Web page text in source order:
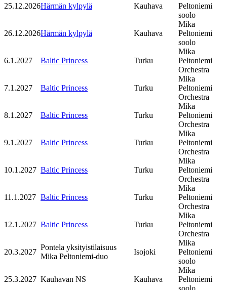
25.12.2026Härmän kylpylä Kauhava
Peltoniemi
soolo
26.12.2026Härmän kylpylä Kauhava
Mika
Peltoniemi
soolo
6.1.2027 Baltic Princess Turku
Mika
Peltoniemi
Orchestra
7.1.2027 Baltic Princess Turku
Mika
Peltoniemi
Orchestra
8.1.2027 Baltic Princess Turku
Mika
Peltoniemi
Orchestra
9.1.2027 Baltic Princess Turku
Mika
Peltoniemi
Orchestra
10.1.2027 Baltic Princess Turku
Mika
Peltoniemi
Orchestra
11.1.2027 Baltic Princess Turku
Mika
Peltoniemi
Orchestra
12.1.2027 Baltic Princess Turku
Mika
Peltoniemi
Orchestra
20.3.2027
Pontela yksityistilaisuus
Mika Peltoniemi-duo
Isojoki
Mika
Peltoniemi
soolo
25.3.2027 Kauhavan NS Kauhava
Mika
Peltoniemi
soolo